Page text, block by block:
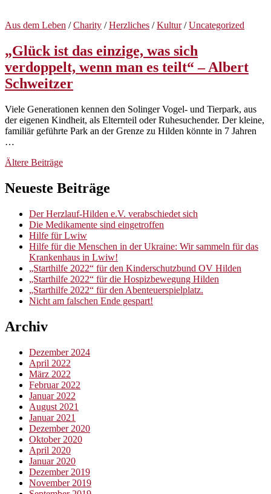
Aus dem Leben /Charity /Herzliches /Kultur/Uncategorized
„Glück ist das einzige, was sich
verdoppelt, wenn man es teilt“ – Albert
Schweitzer
Viele Generationen kennen den Solinger Vogel- und Tierpark, aus
der eigenen Kindheit, als Elternteil oder Ruhesuchender. Der kleine,
familiär geführte Park an der Grenze zu Hilden könnte in 7 Jahren
…
Beitragsnavigation
Ältere Beiträge
Neueste Beiträge
Der Herzlauf-Hilden e.V. verabschiedet sich
Die Medikamente sind eingetroffen
Hilfe für Lwiw
Hilfe für die Menschen in der Ukraine: Wir sammeln für das
Krankenhaus in Lwiw!
„Starthilfe 2022“ für den Kinderschutzbund OV Hilden
„Starthilfe 2022“ für die Hospizbewegung Hilden
„Starthilfe 2022“ für den Abenteuerspielplatz.
Nicht am falschen Ende gespart!
Archiv
Dezember 2024
April 2022
März 2022
Februar 2022
Januar 2022
August 2021
Januar 2021
Dezember 2020
Oktober 2020
April 2020
Januar 2020
Dezember 2019
November 2019